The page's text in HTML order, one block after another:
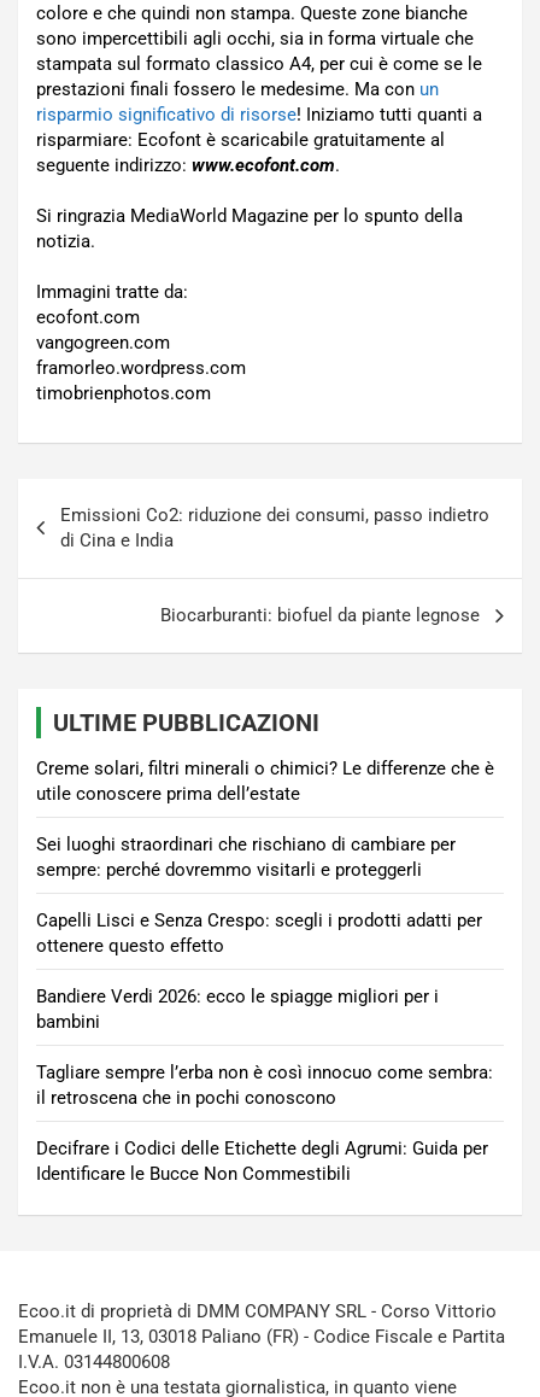
colore e che quindi non stampa. Queste zone bianche
sono impercettibili agli occhi, sia in forma virtuale che
stampata sul formato classico A4, per cui è come se le
prestazioni finali fossero le medesime. Ma con un
risparmio significativo di risorse! Iniziamo tutti quanti a
risparmiare: Ecofont è scaricabile gratuitamente al
seguente indirizzo: www.ecofont.com.
Si ringrazia MediaWorld Magazine per lo spunto della
notizia.
Immagini tratte da:
ecofont.com
vangogreen.com
framorleo.wordpress.com
timobrienphotos.com
articoli
Emissioni Co2: riduzione dei consumi, passo indietro
di Cina e India
Biocarburanti: biofuel da piante legnose
ULTIME PUBBLICAZIONI
Creme solari, filtri minerali o chimici? Le differenze che è
utile conoscere prima dell’estate
Sei luoghi straordinari che rischiano di cambiare per
sempre: perché dovremmo visitarli e proteggerli
Capelli Lisci e Senza Crespo: scegli i prodotti adatti per
ottenere questo effetto
Bandiere Verdi 2026: ecco le spiagge migliori per i
bambini
Tagliare sempre l’erba non è così innocuo come sembra:
il retroscena che in pochi conoscono
Decifrare i Codici delle Etichette degli Agrumi: Guida per
Identificare le Bucce Non Commestibili
Ecoo.it di proprietà di DMM COMPANY SRL - Corso Vittorio
Emanuele II, 13, 03018 Paliano (FR) - Codice Fiscale e Partita
I.V.A. 03144800608
Ecoo.it non è una testata giornalistica, in quanto viene